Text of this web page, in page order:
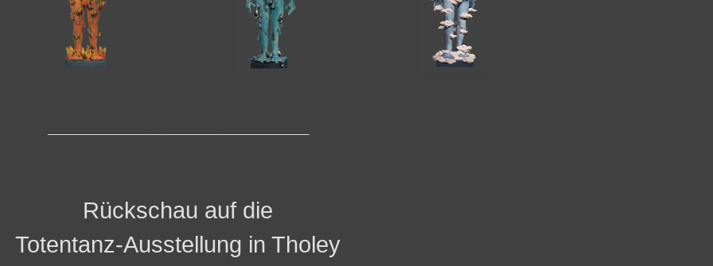
Rückschau auf die
Totentanz-Ausstellung in Tholey